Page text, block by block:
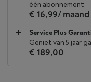
één abonnement
€ 16,99/ maand
Service Plus
Geniet van 5 jaar
€ 189,00